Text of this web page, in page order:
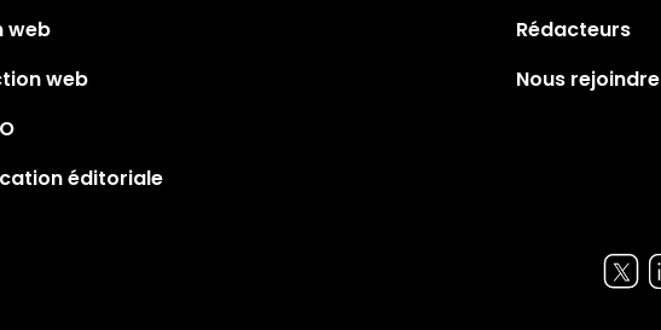
web
web
éditoriale
Rédacteurs
Nous rejoindre